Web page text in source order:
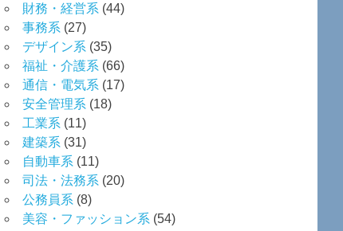
財務・経営系 (44)
事務系 (27)
デザイン系 (35)
福祉・介護系 (66)
通信・電気系 (17)
安全管理系 (18)
工業系 (11)
建築系 (31)
自動車系 (11)
司法・法務系 (20)
公務員系 (8)
美容・ファッション系 (54)